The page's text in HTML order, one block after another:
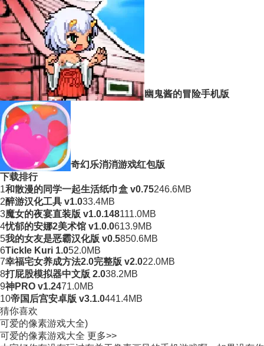
幽鬼酱的冒险手机版
奇幻乐消消游戏红包版
下载排行
1和散漫的同学一起生活纸巾盒 v0.75246.6MB
2醉游汉化工具 v1.033.4MB
3魔女的夜宴直装版 v1.0.148111.0MB
4忧郁的安娜2美术馆 v1.0.0613.9MB
5我的女友是恶霸汉化版 v0.5850.6MB
6Tickle Kuri 1.052.0MB
7幸福宅女养成方法2.0完整版 v2.022.0MB
8打屁股模拟器中文版 2.038.2MB
9神PRO v1.2471.0MB
10帝国后宫安卓版 v3.1.0441.4MB
猜你喜欢
可爱的像素游戏大全)
可爱的像素游戏大全 更多>>